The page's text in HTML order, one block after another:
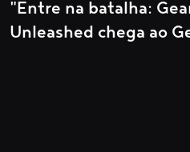
"Entre na batalha:
Unleashed chega ao